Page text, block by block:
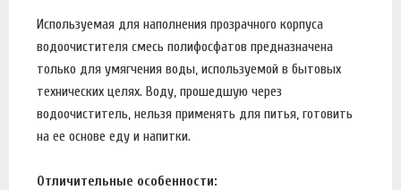
Используемая для наполнения прозрачного корпуса
водоочистителя смесь полифосфатов предназначена
только для умягчения воды, используемой в бытовых
технических целях. Воду, прошедшую через
водоочиститель, нельзя применять для питья, готовить
на ее основе еду и напитки.
Отличительные особенности: